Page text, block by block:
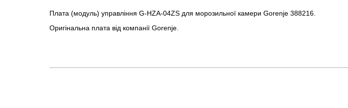
Плата (модуль) управління G-HZA-04ZS для морозильної камери Gorenje 388216.
Оригінальна плата від компанії Gorenje.